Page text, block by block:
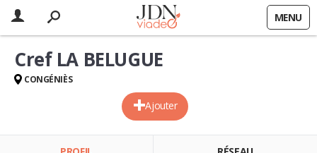
MENU
Ajouter
Cref LA BELUGUE
CONGÉNIÈS